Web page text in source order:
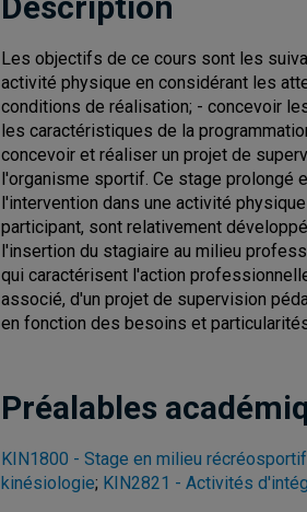
Les objectifs de ce cours sont les
activité physique en considérant les
conditions de réalisation; - concevoir
les caractéristiques de la
concevoir et réaliser un projet de
l'organisme sportif. Ce stage prolongé
l'intervention dans une activité
participant, sont relativement
l'insertion du stagiaire au milieu
qui caractérisent l'action
associé, d'un projet de supervision
en fonction des besoins et
Préalables
KIN1800 - Stage en milieu récréosportif
kinésiologie; KIN2821 - Activités